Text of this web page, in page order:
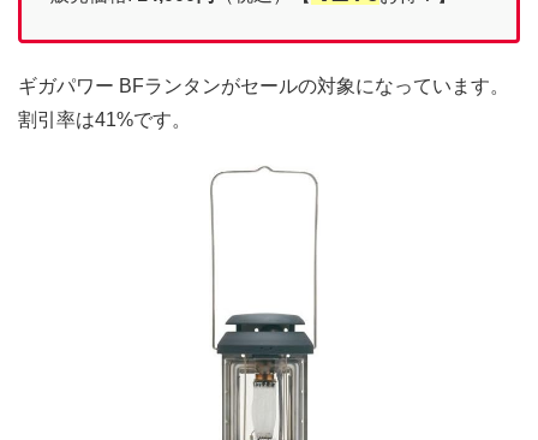
ギガパワー BFランタンがセールの対象になっています。
割引率は41%です。